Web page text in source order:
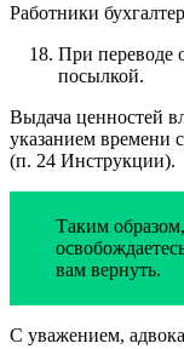
Работники
При переводе
посылкой.
Выдача ценностей
указанием времени
(п. 24 Инструкции).
Таким
вам вернуть.
С уважением,